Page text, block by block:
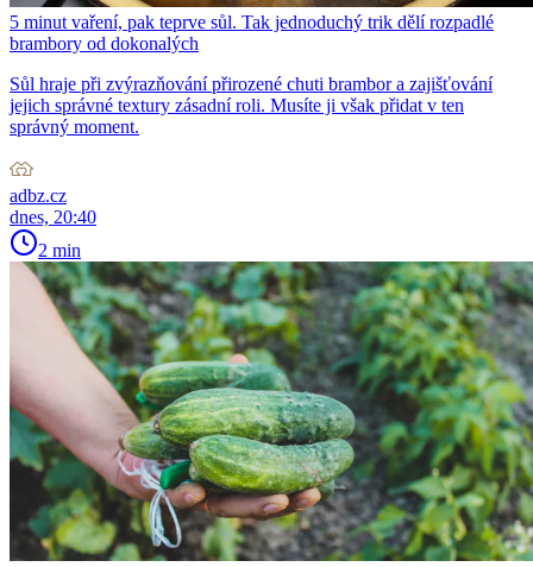
5 minut vaření, pak teprve sůl. Tak jednoduchý trik dělí rozpadlé
brambory od dokonalých
Sůl hraje při zvýrazňování přirozené chuti brambor a zajišťování
jejich správné textury zásadní roli. Musíte ji však přidat v ten
správný moment.
adbz.cz
dnes, 20:40
2 min